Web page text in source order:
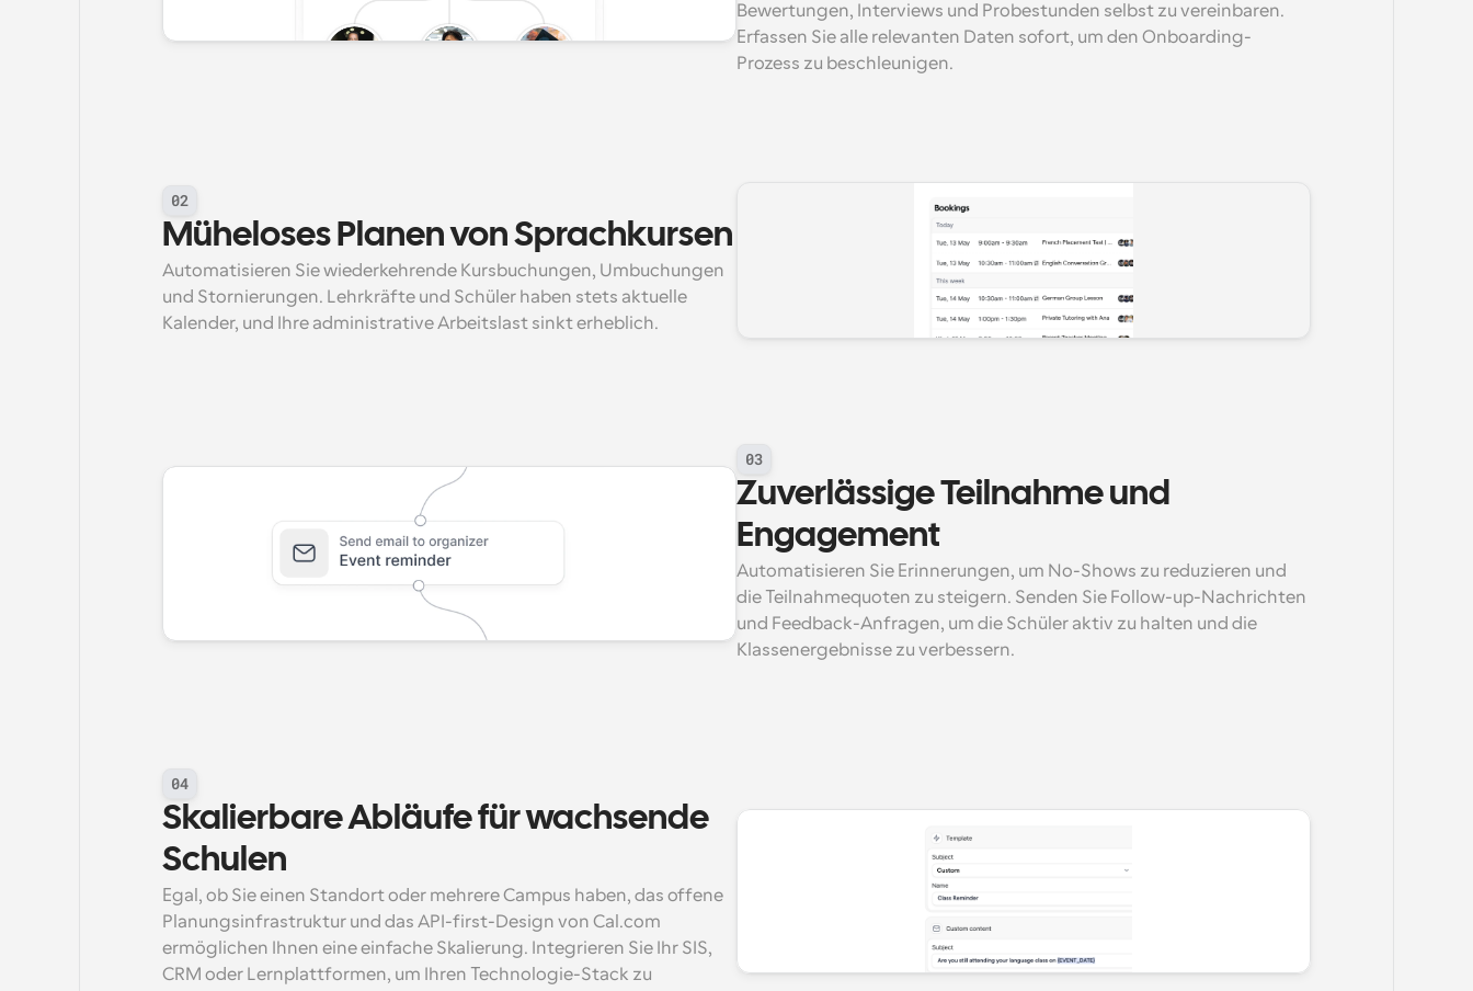
Bewertungen, Interviews und Probestunden selbst zu vereinbaren.
Erfassen Sie alle relevanten Daten sofort, um den Onboarding-
Prozess zu beschleunigen.
02
Müheloses Planen von Sprachkursen
Automatisieren Sie wiederkehrende Kursbuchungen, Umbuchungen
und Stornierungen. Lehrkräfte und Schüler haben stets aktuelle
Kalender, und Ihre administrative Arbeitslast sinkt erheblich.
03
Zuverlässige Teilnahme und
Engagement
Automatisieren Sie Erinnerungen, um No-Shows zu reduzieren und
die Teilnahmequoten zu steigern. Senden Sie Follow-up-Nachrichten
und Feedback-Anfragen, um die Schüler aktiv zu halten und die
Klassenergebnisse zu verbessern.
04
Skalierbare Abläufe für wachsende
Schulen
Egal, ob Sie einen Standort oder mehrere Campus haben, das offene
Planungsinfrastruktur und das API-first-Design von Cal.com
ermöglichen Ihnen eine einfache Skalierung. Integrieren Sie Ihr SIS,
CRM oder Lernplattformen, um Ihren Technologie-Stack zu